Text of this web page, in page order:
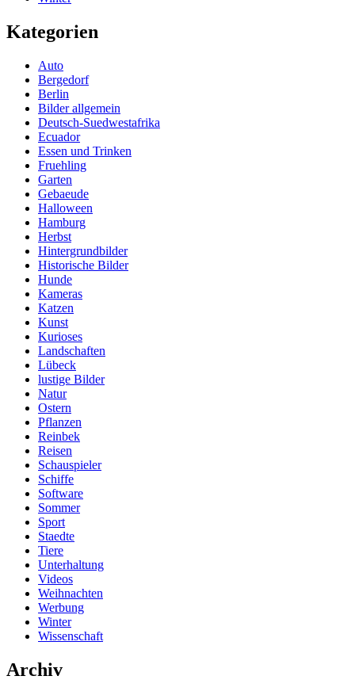
Kategorien
Auto
Bergedorf
Berlin
Bilder allgemein
Deutsch-Suedwestafrika
Ecuador
Essen und Trinken
Fruehling
Garten
Gebaeude
Halloween
Hamburg
Herbst
Hintergrundbilder
Historische Bilder
Hunde
Kameras
Katzen
Kunst
Kurioses
Landschaften
Lübeck
lustige Bilder
Natur
Ostern
Pflanzen
Reinbek
Reisen
Schauspieler
Schiffe
Software
Sommer
Sport
Staedte
Tiere
Unterhaltung
Videos
Weihnachten
Werbung
Winter
Wissenschaft
Archiv